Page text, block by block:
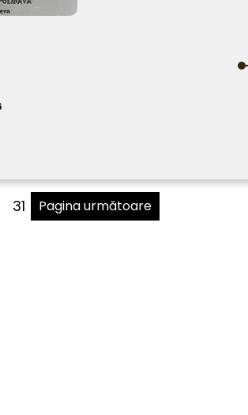
31 Pagina următoare